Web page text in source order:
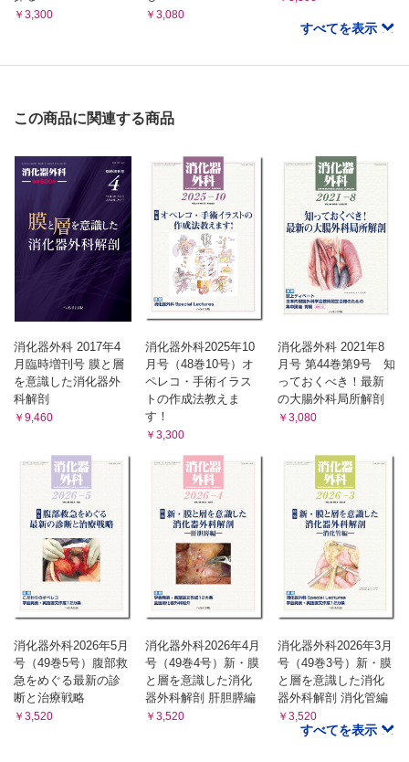
￥3,300 ￥3,080
すべてを表示
この商品に関連する商品
消化器外科 2017年4
月臨時増刊号 膜と層
を意識した消化器外
科解剖
￥9,460
消化器外科2025年10
月号（48巻10号）オ
ペレコ・手術イラス
トの作成法教えま
す！
￥3,300
消化器外科 2021年8
月号 第44巻第9号 知
っておくべき！最新
の大腸外科局所解剖
￥3,080
消化器外科2026年5月
号（49巻5号）腹部救
急をめぐる最新の診
断と治療戦略
￥3,520
消化器外科2026年4月
号（49巻4号）新・膜
と層を意識した消化
器外科解剖 肝胆膵編
￥3,520
消化器外科2026年3月
号（49巻3号）新・膜
と層を意識した消化
器外科解剖 消化管編
￥3,520
すべてを表示